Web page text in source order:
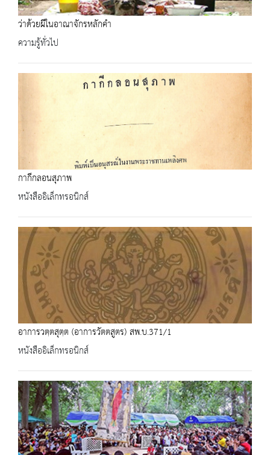
ว่าด้วยผีในอาณาจักรหลักคำ
ความรู้ทั่วไป
กากีกลอนสุภาพ
หนังสืออิเล็กทรอนิกส์
อาการวตฺตสุตฺต (อาการวัตตสูตร) สพ.บ.371/1
หนังสืออิเล็กทรอนิกส์